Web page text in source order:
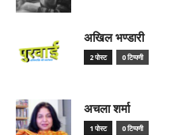
अखिल भण्डारी
2 पोस्ट 0 टिप्पणी
अचला शर्मा
1 पोस्ट 0 टिप्पणी